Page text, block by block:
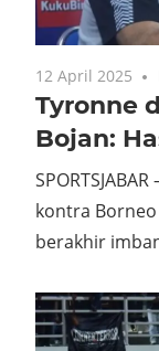
12 April 2025
Tyronne
Bojan:
kontra Borneo
berakhir